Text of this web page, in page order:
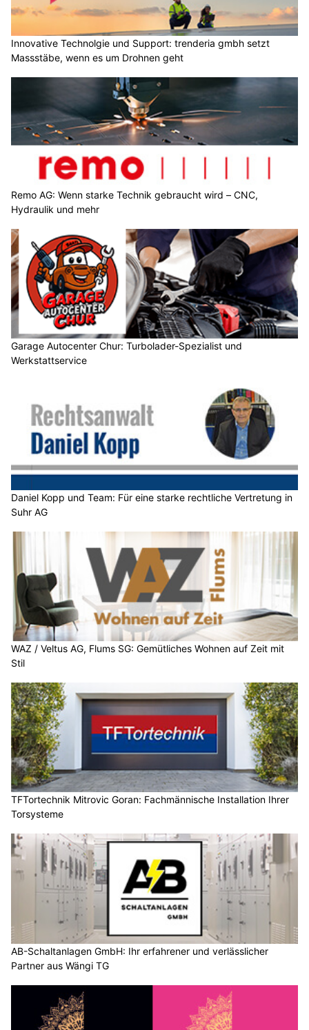
Innovative Technolgie und Support: trenderia gmbh setzt
Massstäbe, wenn es um Drohnen geht
Remo AG: Wenn starke Technik gebraucht wird – CNC,
Hydraulik und mehr
Garage Autocenter Chur: Turbolader-Spezialist und
Werkstattservice
Daniel Kopp und Team: Für eine starke rechtliche Vertretung in
Suhr AG
WAZ / Veltus AG, Flums SG: Gemütliches Wohnen auf Zeit mit
Stil
TFTortechnik Mitrovic Goran: Fachmännische Installation Ihrer
Torsysteme
AB-Schaltanlagen GmbH: Ihr erfahrener und verlässlicher
Partner aus Wängi TG